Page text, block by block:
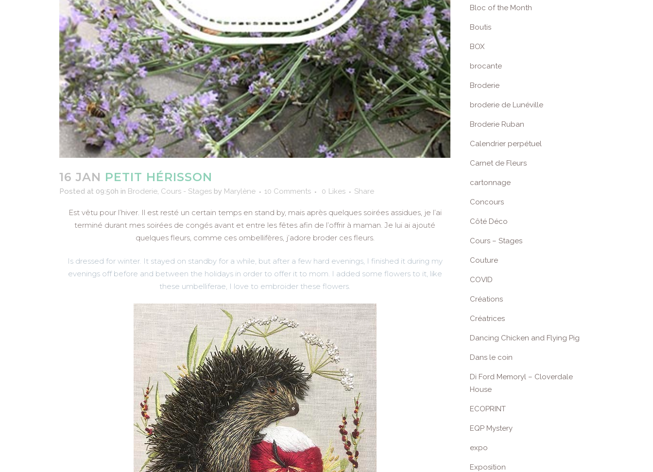
16 JAN PETIT HÉRISSON
Posted at 09:50h in Broderie, Cours - Stages by Marylène 10 Comments 0 Likes Share
Est vêtu pour l’hiver. Il est resté un certain temps en stand by, mais après quelques soirées assidues, je l’ai
terminé durant mes soirées de congés avant et entre les fêtes afin de l’offrir à maman. Je lui ai ajouté
quelques fleurs, comme ces ombellifères, j’adore broder ces fleurs.
Is dressed for winter. It stayed on standby for a while, but after a few hard evenings, I finished it during my
evenings off before and between the holidays in order to offer it to mom. I added some flowers to it, like
these umbelliferae, I love to embroider these flowers.
Bloc of the Month
Boutis
BOX
brocante
Broderie
broderie de Lunéville
Broderie Ruban
Calendrier perpétuel
Carnet de Fleurs
cartonnage
Concours
Côté Déco
Cours – Stages
Couture
COVID
Créations
Créatrices
Dancing Chicken and Flying Pig
Dans le coin
Di Ford Memoryl – Cloverdale
House
ECOPRINT
EQP Mystery
expo
Exposition